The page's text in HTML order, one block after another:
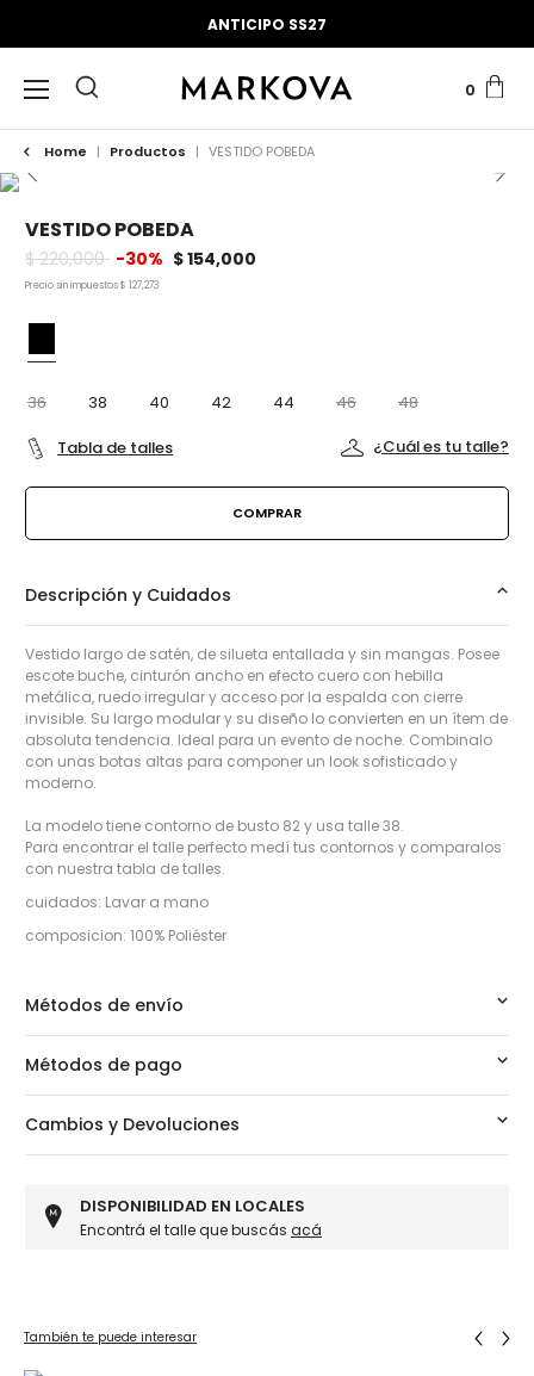
ANTICIPO SS27
0
Home | Productos | VESTIDO POBEDA
VESTIDO POBEDA
$ 220,000 -30% $ 154,000
Precio sin impuestos$ 127,273
36 38 40 42 44 46
48
Tabla de talles
¿Cuál es tu talle?
Descripción y Cuidados
Vestido largo de satén, de silueta entallada y sin mangas. Posee
escote buche, cinturón ancho en efecto cuero con hebilla
metálica, ruedo irregular y acceso por la espalda con cierre
invisible. Su largo modular y su diseño lo convierten en un ítem de
absoluta tendencia. Ideal para un evento de noche. Combinalo
con unas botas altas para componer un look sofisticado y
moderno.
La modelo tiene contorno de busto 82 y usa talle 38.
Para encontrar el talle perfecto medí tus contornos y comparalos
con nuestra tabla de talles.
cuidados: Lavar a mano
composicion: 100% Poliéster
Métodos de envío
Métodos de pago
Cambios y Devoluciones
DISPONIBILIDAD EN LOCALES
Encontrá el talle que buscás acá
También te puede interesar